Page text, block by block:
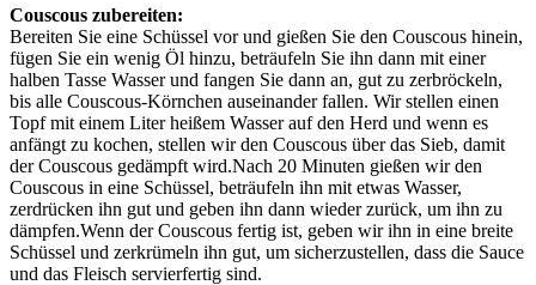
Couscous zubereiten:
Bereiten Sie eine Schüssel vor und gießen Sie den Couscous hinein,
fügen Sie ein wenig Öl hinzu, beträufeln Sie ihn dann mit einer
halben Tasse Wasser und fangen Sie dann an, gut zu zerbröckeln,
bis alle Couscous-Körnchen auseinander fallen. Wir stellen einen
Topf mit einem Liter heißem Wasser auf den Herd und wenn es
anfängt zu kochen, stellen wir den Couscous über das Sieb, damit
der Couscous gedämpft wird.Nach 20 Minuten gießen wir den
Couscous in eine Schüssel, beträufeln ihn mit etwas Wasser,
zerdrücken ihn gut und geben ihn dann wieder zurück, um ihn zu
dämpfen.Wenn der Couscous fertig ist, geben wir ihn in eine breite
Schüssel und zerkrümeln ihn gut, um sicherzustellen, dass die Sauce
und das Fleisch servierfertig sind.